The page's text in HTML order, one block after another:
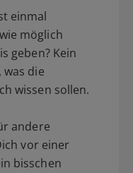
einmal
möglich
geben? Kein
die
wissen sollen.
andere
vor einer
bisschen